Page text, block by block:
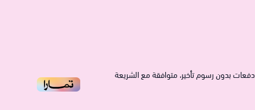
دفعات بدون رسوم تأخير، متوافقة مع الشريعة